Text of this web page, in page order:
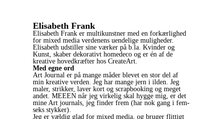
Elisabeth Frank
Elisabeth Frank er multikunstner med en forkærlighed
for mixed media verdenens uendelige muligheder.
Elisabeth udstiller sine værker på b.la. Kvinder og
Kunst, skaber dekorativt homedeco og er én af de
kreative hovedkræfter hos CreateArt.
Med egne ord
Art Journal er på mange måder blevet en stor del af
min kreative verden. Jeg har mange jern i ilden. Jeg
maler, strikker, laver kort og scrapbooking og meget
andet. MEEEN når jeg virkelig skal hygge mig, er det
mine Art journals, jeg finder frem (har nok gang i fem-
seks stykker).
Jeg er vældig glad for mixed media, og bruger flittigt